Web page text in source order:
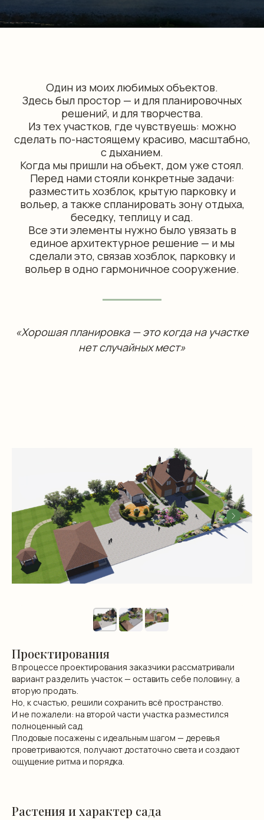
Один из моих любимых объектов.
Здесь был простор — и для планировочных
решений, и для творчества.
Из тех участков, где чувствуешь: можно
сделать по-настоящему красиво, масштабно,
с дыханием.
Когда мы пришли на объект, дом уже стоял.
Перед нами стояли конкретные задачи:
разместить хозблок, крытую парковку и
вольер, а также спланировать зону отдыха,
беседку, теплицу и сад.
Все эти элементы нужно было увязать в
единое архитектурное решение — и мы
сделали это, связав хозблок, парковку и
вольер в одно гармоничное сооружение.
«Хорошая планировка — это когда на участке
нет случайных мест»
Проектирования
В процессе проектирования заказчики рассматривали
вариант разделить участок — оставить себе половину, а
вторую продать.
Но, к счастью, решили сохранить всё пространство.
И не пожалели: на второй части участка разместился
полноценный сад.
Плодовые посажены с идеальным шагом — деревья
проветриваются, получают достаточно света и создают
ощущение ритма и порядка.
Растения и характер сада